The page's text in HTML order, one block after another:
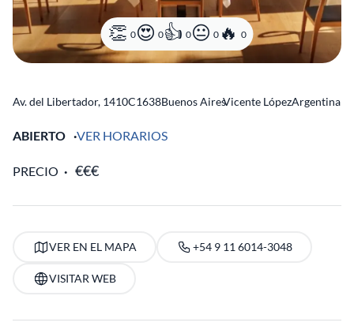
0 0 0 0 0
Av. del Libertador, 1410C1638Buenos AiresVicente LópezArgentina
ABIERTO VER HORARIOS
PRECIO
VER EN EL MAPA +54 9 11 6014-3048
VISITAR WEB